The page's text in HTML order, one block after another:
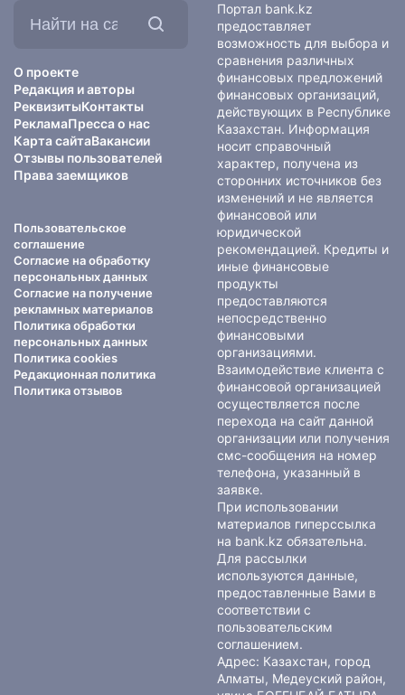
О проекте
Редакция и авторы
РеквизитыКонтакты
РекламаПресса о нас
Карта сайтаВакансии
Отзывы пользователей
Права заемщиков
Пользовательское
соглашение
Согласие на обработку
персональных данных
Согласие на получение
рекламных материалов
Политика обработки
персональных данных
Политика cookies
Редакционная политика
Политика отзывов
Портал bank.kz
предоставляет
возможность для выбора и
сравнения различных
финансовых предложений
финансовых организаций,
действующих в Республике
Казахстан. Информация
носит справочный
характер, получена из
сторонних источников без
изменений и не является
финансовой или
юридической
рекомендацией. Кредиты и
иные финансовые
продукты
предоставляются
непосредственно
финансовыми
организациями.
Взаимодействие клиента с
финансовой организацией
осуществляется после
перехода на сайт данной
организации или получения
смс-сообщения на номер
телефона, указанный в
заявке.
При использовании
материалов гиперссылка
на bank.kz обязательна.
Для рассылки
используются данные,
предоставленные Вами в
соответствии с
пользовательским
соглашением.
Адрес: Казахстан, город
Алматы, Медеуский район,